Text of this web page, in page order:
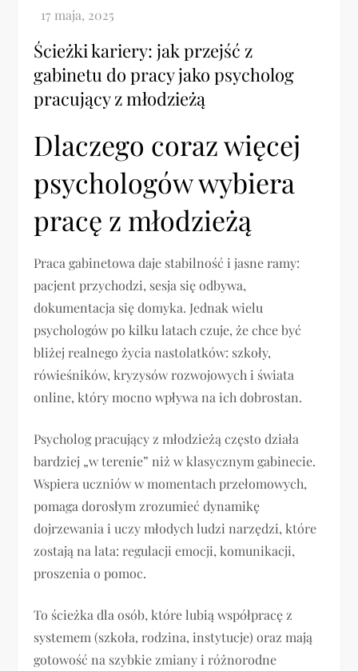
Ścieżki kariery: jak przejść z
gabinetu do pracy jako psycholog
pracujący z młodzieżą
Dlaczego coraz więcej
psychologów wybiera
pracę z młodzieżą
Praca gabinetowa daje stabilność i jasne ramy:
pacjent przychodzi, sesja się odbywa,
dokumentacja się domyka. Jednak wielu
psychologów po kilku latach czuje, że chce być
bliżej realnego życia nastolatków: szkoły,
rówieśników, kryzysów rozwojowych i świata
online, który mocno wpływa na ich dobrostan.
Psycholog pracujący z młodzieżą często działa
bardziej „w terenie” niż w klasycznym gabinecie.
Wspiera uczniów w momentach przełomowych,
pomaga dorosłym zrozumieć dynamikę
dojrzewania i uczy młodych ludzi narzędzi, które
zostają na lata: regulacji emocji, komunikacji,
proszenia o pomoc.
To ścieżka dla osób, które lubią współpracę z
systemem (szkoła, rodzina, instytucje) oraz mają
gotowość na szybkie zmiany i różnorodne